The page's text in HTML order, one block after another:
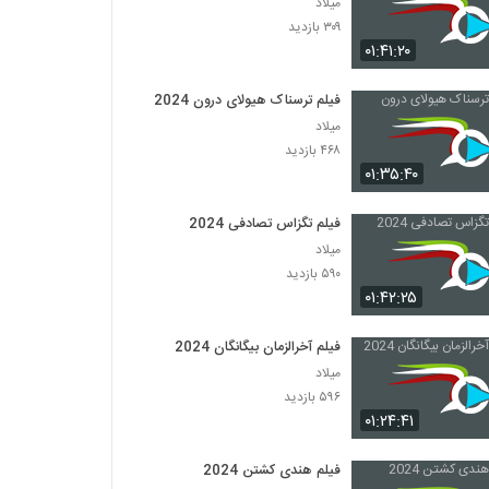
۰۱:۴۱:۲۰
۳۰۹ بازدید
۰۱:۳۵:۴۰
فیلم ترسناک هیولای درون 2024
میلاد
۴۶۸ بازدید
۰۱:۴۲:۲۵
فیلم تگزاس تصادفی 2024
میلاد
۵۹۰ بازدید
۰۱:۲۴:۴۱
فیلم آخرالزمان بیگانگان 2024
میلاد
۵۹۶ بازدید
فیلم هندی کشتن 2024